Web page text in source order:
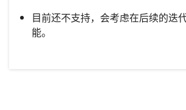
目前还不支持，会考虑在后续的迭
能。